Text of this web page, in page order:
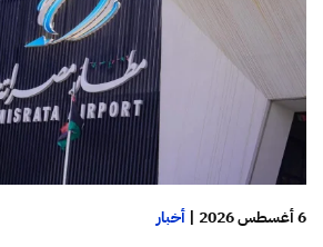
6 أغسطس 2026 | أخبار